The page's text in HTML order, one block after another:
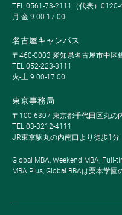
TEL 0561-73-2111（代表）0120-
月-金 9:00-17:00
名古屋キャンパス
〒460-0003 愛知県名古屋市中区
TEL 052-223-3111
火-土 9:00-17:00
東京事務局
〒100-6307 東京都千代田区丸の
TEL 03-3212-4111
JR東京駅丸の内南口より徒歩1分
Global MBA, Weekend MBA, Full-
MBA Plus, Global BBAは栗本学園